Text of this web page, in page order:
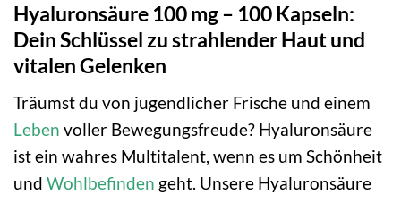
Hyaluronsäure 100 mg – 100 Kapseln:
Dein Schlüssel zu strahlender Haut und
vitalen Gelenken
Träumst du von jugendlicher Frische und einem
Leben voller Bewegungsfreude? Hyaluronsäure
ist ein wahres Multitalent, wenn es um Schönheit
und Wohlbefinden geht. Unsere Hyaluronsäure